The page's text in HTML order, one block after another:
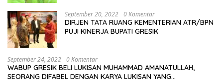
September 20, 2022 0 Komentar
DIRJEN TATA RUANG KEMENTERIAN ATR/BPN
PUJI KINERJA BUPATI GRESIK
September 24, 2022 0 Komentar
WABUP GRESIK BELI LUKISAN MUHAMMAD AMANATULLAH,
SEORANG DIFABEL DENGAN KARYA LUKISAN YANG